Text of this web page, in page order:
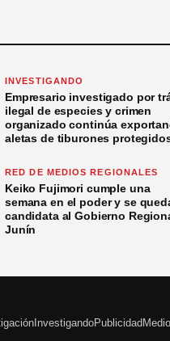
INVESTIGANDO
Empresario investigado por
ilegal de especies y crimen
organizado continúa
aletas de tiburones
RED DE MEDIOS REGIONALES
Keiko Fujimori cumple una
semana en el poder y se
candidata al Gobierno
Junín
InvestigandoPublicidad